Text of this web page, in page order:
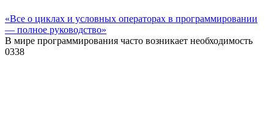
«Все о циклах и условных операторах в программировании
— полное руководство»
В мире программирования часто возникает необходимость
0338